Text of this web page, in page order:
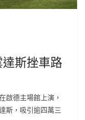
斯挫車路
啟德主場館上演，
斯，吸引逾四萬三